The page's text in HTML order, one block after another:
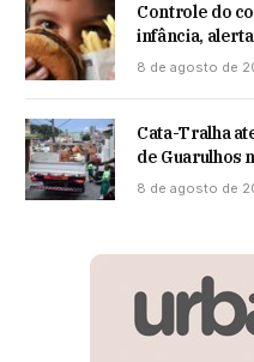
Controle do
infância,
8 de agosto de
Cata-Tralha
de Guarulhos
8 de agosto de